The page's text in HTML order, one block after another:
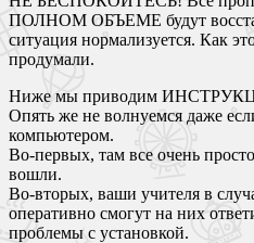
ПОЛНОМ ОБЪЕМЕ будут
ситуация нормализуется. Как
продумали.
Ниже мы приводим
Опять же не волнуемся даже
компьютером.
Во-первых, там все очень
вошли.
Во-вторых, ваши учителя в
оперативно смогут на них
проблемы с установкой.